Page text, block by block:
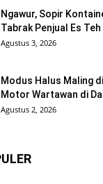
Ngawur, Sopir
Tabrak Penjual Es Teh
Agustus 3, 2026
Modus Halus Maling
Motor Wartawan di
Agustus 2, 2026